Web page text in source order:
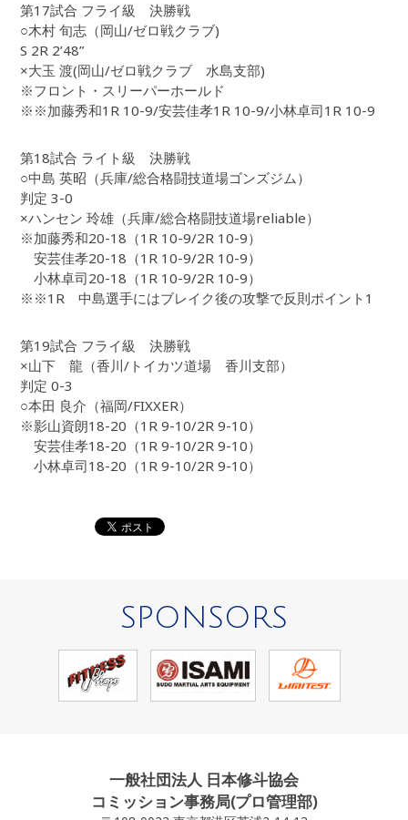
第17試合 フライ級 決勝戦
○木村 旬志（岡山/ゼロ戦クラブ)
S 2R 2’48”
×大玉 渡(岡山/ゼロ戦クラブ 水島支部)
※フロント・スリーパーホールド
※※加藤秀和1R 10-9/安芸佳孝1R 10-9/小林卓司1R 10-9
第18試合 ライト級 決勝戦
○中島 英昭（兵庫/総合格闘技道場ゴンズジム）
判定 3-0
×ハンセン 玲雄（兵庫/総合格闘技道場reliable）
※加藤秀和20-18（1R 10-9/2R 10-9）
安芸佳孝20-18（1R 10-9/2R 10-9）
小林卓司20-18（1R 10-9/2R 10-9）
※※1R 中島選手にはブレイク後の攻撃で反則ポイント1
第19試合 フライ級 決勝戦
×山下 龍（香川/トイカツ道場 香川支部）
判定 0-3
○本田 良介（福岡/FIXXER）
※影山資朗18-20（1R 9-10/2R 9-10）
安芸佳孝18-20（1R 9-10/2R 9-10）
小林卓司18-20（1R 9-10/2R 9-10）
SPONSORS
一般社団法人 日本修斗協会
コミッション事務局(プロ管理部)